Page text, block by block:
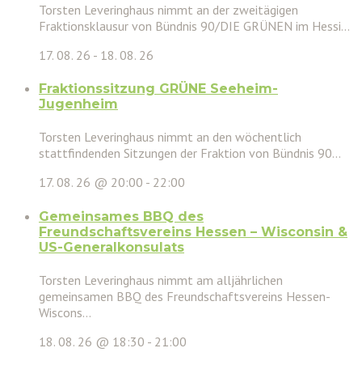
Torsten Leveringhaus nimmt an der zweitägigen
Fraktionsklausur von Bündnis 90/DIE GRÜNEN im Hessi...
17. 08. 26 - 18. 08. 26
Fraktionssitzung GRÜNE Seeheim-
Jugenheim
Torsten Leveringhaus nimmt an den wöchentlich
stattfindenden Sitzungen der Fraktion von Bündnis 90...
17. 08. 26 @ 20:00 - 22:00
Gemeinsames BBQ des
Freundschaftsvereins Hessen – Wisconsin &
US-Generalkonsulats
Torsten Leveringhaus nimmt am alljährlichen
gemeinsamen BBQ des Freundschaftsvereins Hessen-
Wiscons...
18. 08. 26 @ 18:30 - 21:00